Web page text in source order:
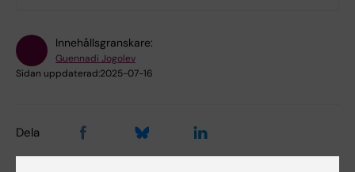
Innehållsgranskare:
Guennadi Jogolev
Sidan uppdaterad:2025-07-16
Dela